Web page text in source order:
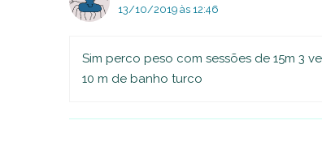
13/10/2019 às 12:46
Sim perco peso com sessões de 15m 3
10 m de banho turco